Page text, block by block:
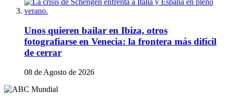
Unos quieren bailar en Ibiza, otros
fotografiarse en Venecia: la frontera más difícil
de cerrar
08 de Agosto de 2026